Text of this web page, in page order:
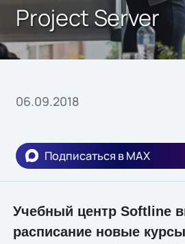
Project Server
06.09.2018
Подписаться в MAX
Учебный центр Softline
расписание новые